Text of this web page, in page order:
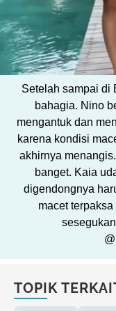
Setelah sampai di
bahagia. Nino
mengantuk dan
karena kondisi
akhirnya
banget. Kaia
digendongnya
macet
TOPIK